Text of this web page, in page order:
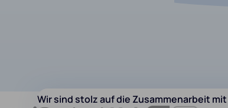
Wir sind stolz auf die Zusammenarbeit